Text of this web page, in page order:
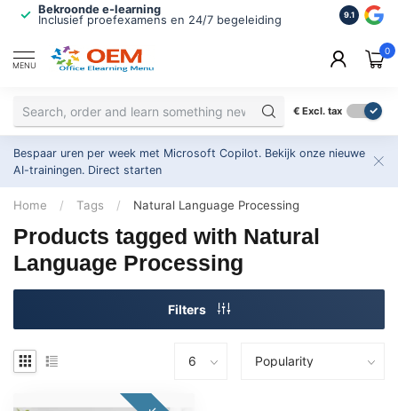
Bekroonde e-learning
Inclusief proefexamens en 24/7 begeleiding
ISO
2.500+
9.1
MENU
0
€ Excl. tax
Bespaar uren per week met Microsoft Copilot. Bekijk onze nieuwe
AI-trainingen. Direct starten
Home / Tags / Natural Language Processing
Products tagged with Natural
Language Processing
Filters